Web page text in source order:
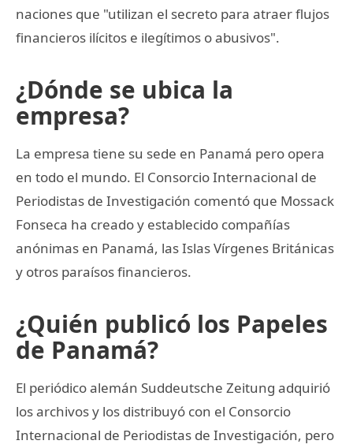
naciones que "utilizan el secreto para atraer flujos
financieros ilícitos e ilegítimos o abusivos".
¿Dónde se ubica la
empresa?
La empresa tiene su sede en Panamá pero opera
en todo el mundo. El Consorcio Internacional de
Periodistas de Investigación comentó que Mossack
Fonseca ha creado y establecido compañías
anónimas en Panamá, las Islas Vírgenes Británicas
y otros paraísos financieros.
¿Quién publicó los Papeles
de Panamá?
El periódico alemán Suddeutsche Zeitung adquirió
los archivos y los distribuyó con el Consorcio
Internacional de Periodistas de Investigación, pero